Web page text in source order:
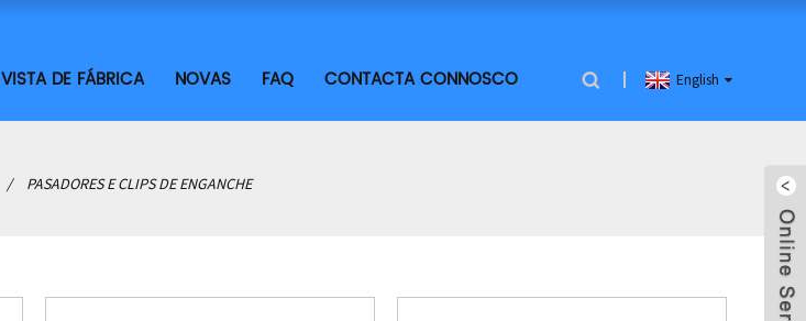
VISTA DE FÁBRICA NOVAS FAQ CONTACTA CONNOSCO English
PASADORES E CLIPS DE ENGANCHE